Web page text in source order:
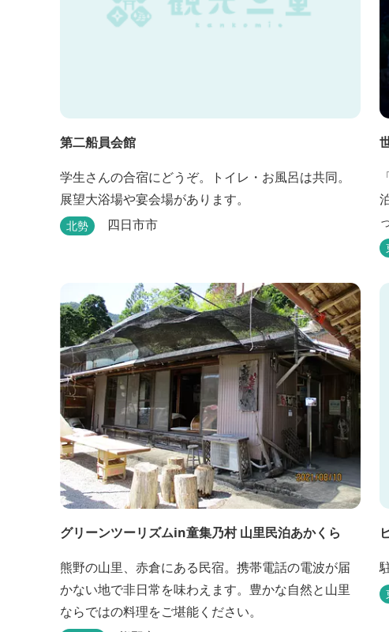
第二船員会館
学生さんの合宿にどうぞ。トイレ・お風呂は共同。
展望大浴場や宴会場があります。
北勢 四日市市
グリーンツーリズムin童集乃村 山里民泊あかくら
熊野の山里、赤倉にある民宿。携帯電話の電波が届
かない地で非日常を味わえます。豊かな自然と山里
ならではの料理をご堪能ください。